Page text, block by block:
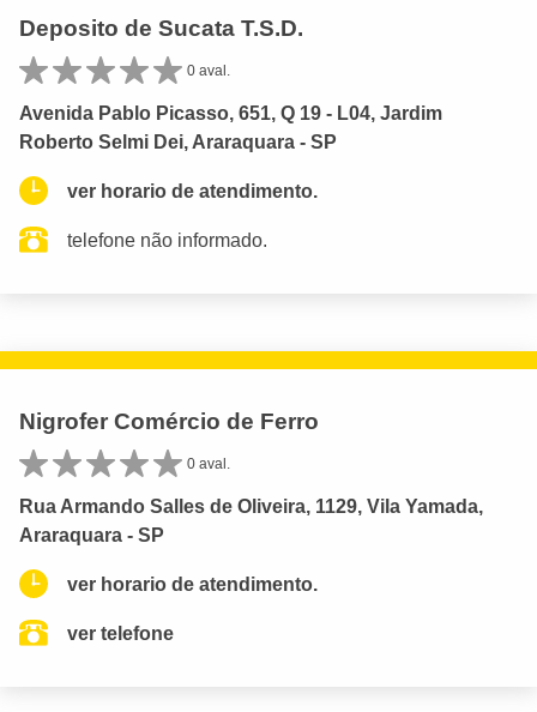
Deposito de Sucata T.S.D.
0 aval.
Avenida Pablo Picasso, 651, Q 19 - L04, Jardim
Roberto Selmi Dei, Araraquara - SP
ver horario de atendimento.
telefone não informado.
Nigrofer Comércio de Ferro
0 aval.
Rua Armando Salles de Oliveira, 1129, Vila Yamada,
Araraquara - SP
ver horario de atendimento.
ver telefone